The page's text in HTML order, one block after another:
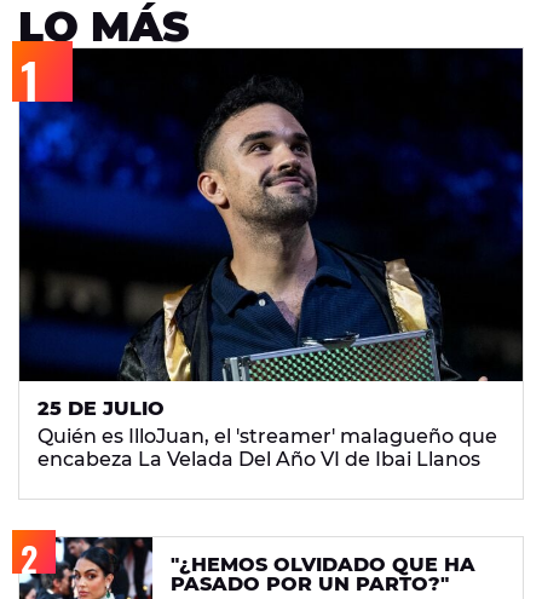
LO MÁS
25 DE JULIO
Quién es IlloJuan, el 'streamer' malagueño que
encabeza La Velada Del Año VI de Ibai Llanos
"¿HEMOS OLVIDADO QUE HA
PASADO POR UN PARTO?"